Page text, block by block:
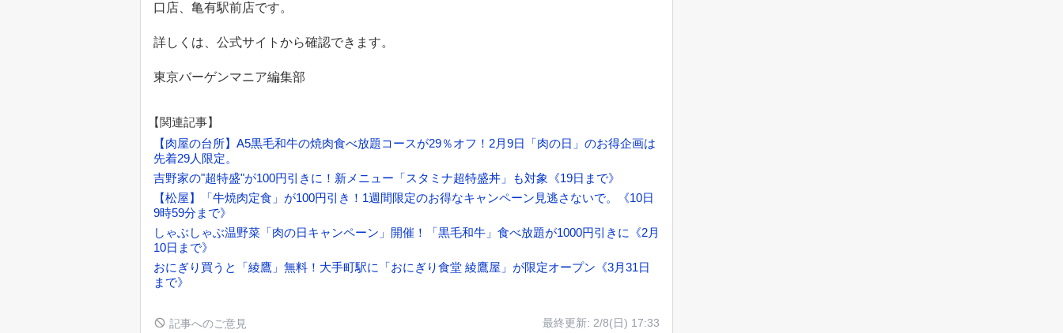
口店、亀有駅前店です。
詳しくは、公式サイトから確認できます。
東京バーゲンマニア編集部
【関連記事】
【肉屋の台所】A5黒毛和牛の焼肉食べ放題コースが29％オフ！2月9日「肉の日」のお得企画は
先着29人限定。
吉野家の"超特盛"が100円引きに！新メニュー「スタミナ超特盛丼」も対象《19日まで》
【松屋】「牛焼肉定食」が100円引き！1週間限定のお得なキャンペーン見逃さないで。《10日
9時59分まで》
しゃぶしゃぶ温野菜「肉の日キャンペーン」開催！「黒毛和牛」食べ放題が1000円引きに《2月
10日まで》
おにぎり買うと「綾鷹」無料！大手町駅に「おにぎり食堂 綾鷹屋」が限定オープン《3月31日
まで》
記事へのご意見 最終更新: 2/8(日) 17:33